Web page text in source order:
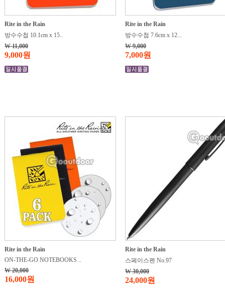
Rite in the Rain
방수수첩 10.1cm x 15..
W 11,000
9,000원
Rite in the Rain
방수수첩 7.6cm x 12...
W 9,000
7,000원
Rite in the Rain
ON-THE-GO NOTEBOOKS ..
W 20,000
16,000원
Rite in the Rain
스페이스펜 No.97
W 30,000
24,000원